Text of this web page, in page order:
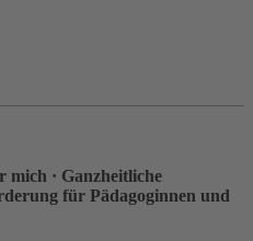
mich · Ganzheitliche
für Pädagoginnen und